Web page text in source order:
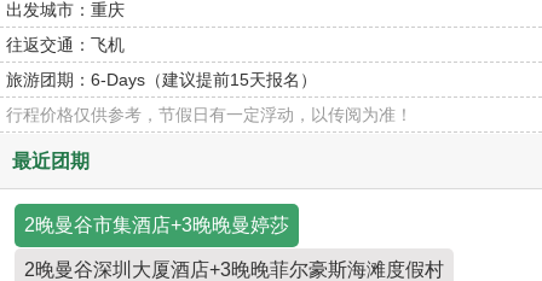
出发城市： 重庆
往返交通： 飞机
旅游团期： 6-Days（建议提前15天报名）
行程价格仅供参考，节假日有一定浮动，以传阅为准！
最近团期
2晚曼谷市集酒店+3晚晚曼婷莎
2晚曼谷深圳大厦酒店+3晚晚菲尔豪斯海滩度假村